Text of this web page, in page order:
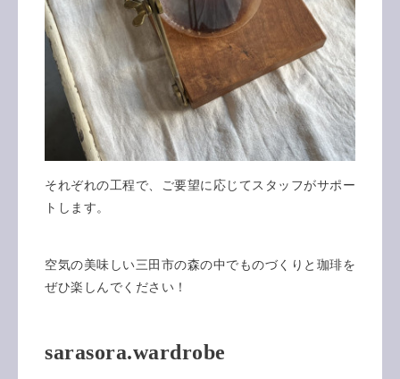
それぞれの工程で、ご要望に応じてスタッフがサポー
トします。
空気の美味しい三田市の森の中でものづくりと珈琲を
ぜひ楽しんでください！
sarasora.wardrobe